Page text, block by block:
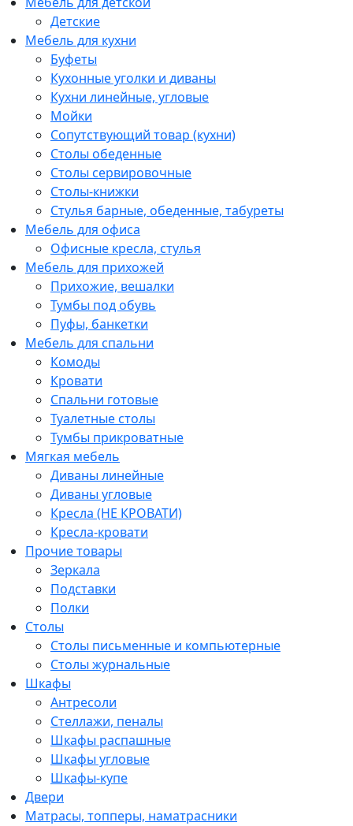
Детские
Мебель для кухни
Буфеты
Кухонные уголки и диваны
Кухни линейные, угловые
Мойки
Сопутствующий товар (кухни)
Столы обеденные
Столы сервировочные
Столы-книжки
Стулья барные, обеденные, табуреты
Мебель для офиса
Офисные кресла, стулья
Мебель для прихожей
Прихожие, вешалки
Тумбы под обувь
Пуфы, банкетки
Мебель для спальни
Комоды
Кровати
Спальни готовые
Туалетные столы
Тумбы прикроватные
Мягкая мебель
Диваны линейные
Диваны угловые
Кресла (НЕ КРОВАТИ)
Кресла-кровати
Прочие товары
Зеркала
Подставки
Полки
Столы
Столы письменные и компьютерные
Столы журнальные
Шкафы
Антресоли
Стеллажи, пеналы
Шкафы распашные
Шкафы угловые
Шкафы-купе
Двери
Матрасы, топперы, наматрасники